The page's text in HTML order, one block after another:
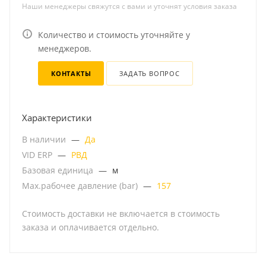
Наши менеджеры свяжутся с вами и уточнят условия заказа
Количество и стоимость уточняйте у
менеджеров.
КОНТАКТЫ ЗАДАТЬ ВОПРОС
Характеристики
В наличии — Да
VID ERP — РВД
Базовая единица — м
Мах.рабочее давление (bar) — 157
Стоимость доставки не включается в стоимость
заказа и оплачивается отдельно.